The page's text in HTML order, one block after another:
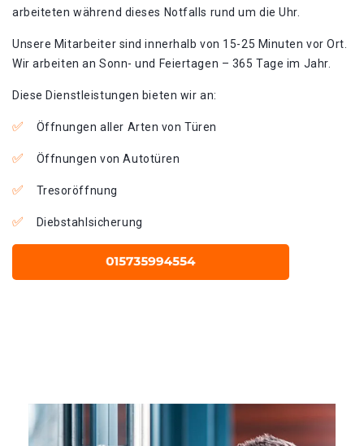
arbeiteten während dieses Notfalls rund um die Uhr.
Unsere Mitarbeiter sind innerhalb von 15-25 Minuten vor Ort.
Wir arbeiten an Sonn- und Feiertagen – 365 Tage im Jahr.
Diese Dienstleistungen bieten wir an:
Öffnungen aller Arten von Türen
Öffnungen von Autotüren
Tresoröffnung
Diebstahlsicherung